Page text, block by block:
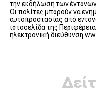
την εκδήλωση των
Οι πολίτες μπορούν να
αυτοπροστασίας από
ιστοσελίδα της
ηλεκτρονική διεύθυνση